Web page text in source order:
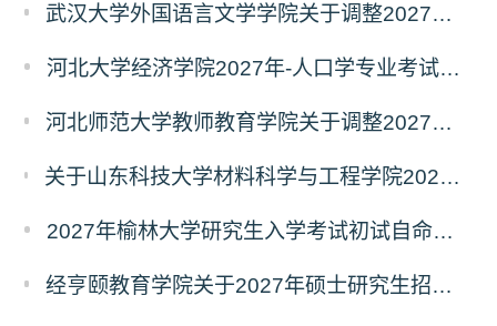
武汉大学外国语言文学学院关于调整2027年硕士研究生统考初试自命题科目的公告
河北大学经济学院2027年-人口学专业考试科目调整公告
河北师范大学教师教育学院关于调整2027年全国硕士研究生招生考试初试科目的公告
关于山东科技大学材料科学与工程学院2027年硕士研究生招生考试自命题科目参考书目与考试模块调整说明
2027年榆林大学研究生入学考试初试自命题考试科目及大纲
经亨颐教育学院关于2027年硕士研究生招生考试科目和学科变化的通知